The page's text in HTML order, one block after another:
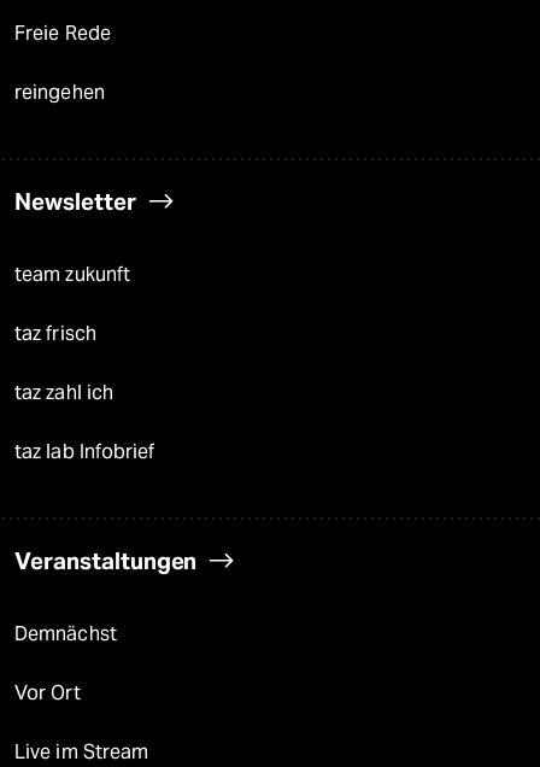
Freie Rede
reingehen
Newsletter
team zukunft
taz frisch
taz zahl ich
taz lab Infobrief
Veranstaltungen
Demnächst
Vor Ort
Live im Stream